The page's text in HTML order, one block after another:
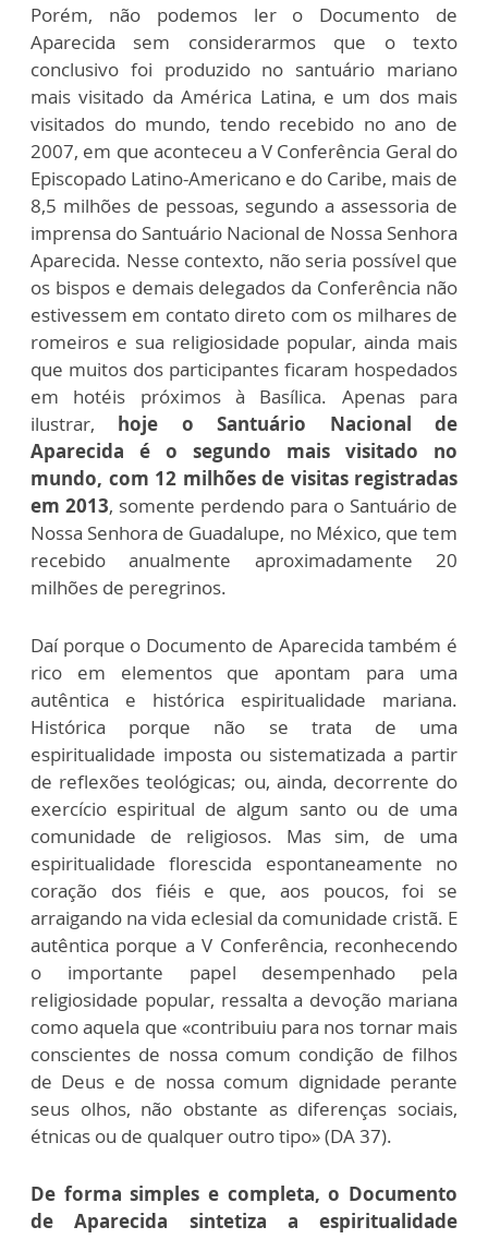
Porém, não podemos ler o Documento de
Aparecida sem considerarmos que o texto
conclusivo foi produzido no santuário mariano
mais visitado da América Latina, e um dos mais
visitados do mundo, tendo recebido no ano de
2007, em que aconteceu a V Conferência Geral do
Episcopado Latino-Americano e do Caribe, mais de
8,5 milhões de pessoas, segundo a assessoria de
imprensa do Santuário Nacional de Nossa Senhora
Aparecida. Nesse contexto, não seria possível que
os bispos e demais delegados da Conferência não
estivessem em contato direto com os milhares de
romeiros e sua religiosidade popular, ainda mais
que muitos dos participantes ficaram hospedados
em hotéis próximos à Basílica. Apenas para
ilustrar, hoje o Santuário Nacional de
Aparecida é o segundo mais visitado no
mundo, com 12 milhões de visitas registradas
em 2013, somente perdendo para o Santuário de
Nossa Senhora de Guadalupe, no México, que tem
recebido anualmente aproximadamente 20
milhões de peregrinos.
Daí porque o Documento de Aparecida também é
rico em elementos que apontam para uma
autêntica e histórica espiritualidade mariana.
Histórica porque não se trata de uma
espiritualidade imposta ou sistematizada a partir
de reflexões teológicas; ou, ainda, decorrente do
exercício espiritual de algum santo ou de uma
comunidade de religiosos. Mas sim, de uma
espiritualidade florescida espontaneamente no
coração dos fiéis e que, aos poucos, foi se
arraigando na vida eclesial da comunidade cristã. E
autêntica porque a V Conferência, reconhecendo
o importante papel desempenhado pela
religiosidade popular, ressalta a devoção mariana
como aquela que «contribuiu para nos tornar mais
conscientes de nossa comum condição de filhos
de Deus e de nossa comum dignidade perante
seus olhos, não obstante as diferenças sociais,
étnicas ou de qualquer outro tipo» (DA 37).
De forma simples e completa, o Documento
de Aparecida sintetiza a espiritualidade